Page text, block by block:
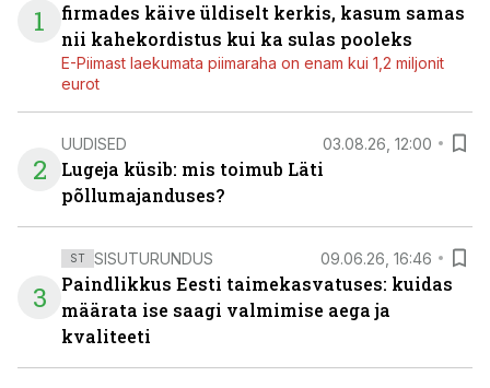
1
firmades käive üldiselt kerkis, kasum samas
nii kahekordistus kui ka sulas pooleks
E-Piimast laekumata piimaraha on enam kui 1,2 miljonit
eurot
2
UUDISED 03.08.26, 12:00
Lugeja küsib: mis toimub Läti
põllumajanduses?
3
ST SISUTURUNDUS 09.06.26, 16:46
Paindlikkus Eesti taimekasvatuses: kuidas
määrata ise saagi valmimise aega ja
kvaliteeti